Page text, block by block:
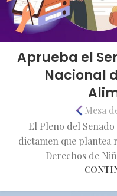
Aprueba el
Nacional
Mesa
El Pleno del
dictamen que plantea
Derechos de